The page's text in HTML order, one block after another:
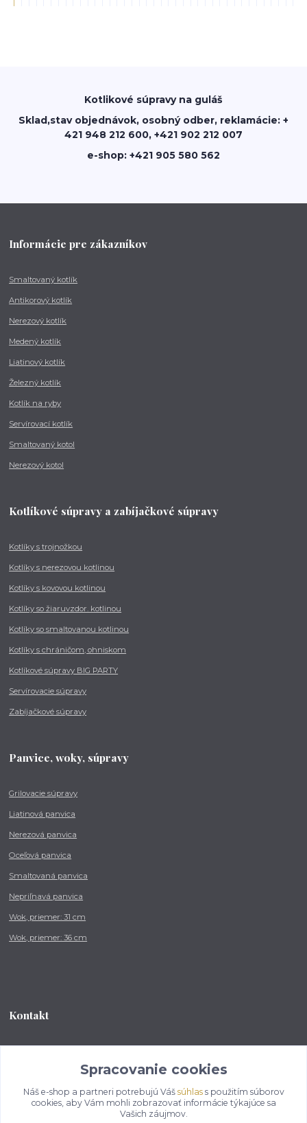
Kotlikové súpravy na guláš
Sklad,stav objednávok, osobný odber, reklamácie: +
421 948 212 600, +421 902 212 007
e-shop: +421 905 580 562
Informácie pre zákazníkov
Smaltovaný kotlík
Antikorový kotlík
Nerezový kotlík
Medený kotlík
Liatinový kotlík
Železný kotlík
Kotlík na ryby
Servírovací kotlík
Smaltovaný kotol
Nerezový kotol
Kotlíkové súpravy a zabíjačkové súpravy
Kotlíky s trojnožkou
Kotlíky s nerezovou kotlinou
Kotlíky s kovovou kotlinou
Kotlíky so žiaruvzdor. kotlinou
Kotlíky so smaltovanou kotlinou
Kotlíky s chráničom, ohniskom
Kotlíkové súpravy BIG PARTY
Servírovacie súpravy
Zabíjačkové súpravy
Panvice, woky, súpravy
Grilovacie súpravy
Liatinová panvica
Nerezová panvica
Oceľová panvica
Smaltovaná panvica
Nepriľnavá panvica
Wok, priemer: 31 cm
Wok, priemer: 36 cm
Kontakt
od 8:00 - do 16:00 hod
info@kotlikovesupravy.sk
Spracovanie cookies
Náš e-shop a partneri potrebujú Váš súhlass použitím súborov
cookies, aby Vám mohli zobrazovať informácie týkajúce sa
Vašich záujmov.